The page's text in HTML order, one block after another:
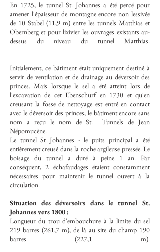
En 1725, le tunnel St. Johannes a été percé pour
amener l'épaisseur de montagne encore non lessivée
de 10 Stabel (11,9 m) entre les tunnels Matthias et
Obernberg et pour lixivier les ouvrages existants au-
dessus du niveau du tunnel Matthias.
Initialement, ce bâtiment était uniquement destiné à
servir de ventilation et de drainage au déversoir des
princes. Mais lorsque le sel a été atteint lors de
l'excavation de cet Ebenschurf en 1730 et qu'en
creusant la fosse de nettoyage est entré en contact
avec le déversoir des princes, le bâtiment encore sans
nom a reçu le nom de St.
Tunnels de Jean
Népomucène.
Le tunnel St Johannes - le puits principal a été
entièrement creusé dans la roche argileuse pressée. Le
boisage du tunnel a duré à peine 1 an. Par
conséquent, 2 échafaudages étaient constamment
nécessaires pour maintenir le tunnel ouvert à la
circulation.
Situation des déversoirs dans le tunnel St.
Johannes vers 1800 :
Longueur du trou d'embouchure à la limite du sel
219 barres (261,7 m), de là au site du champ 190
barres (227,1 m).